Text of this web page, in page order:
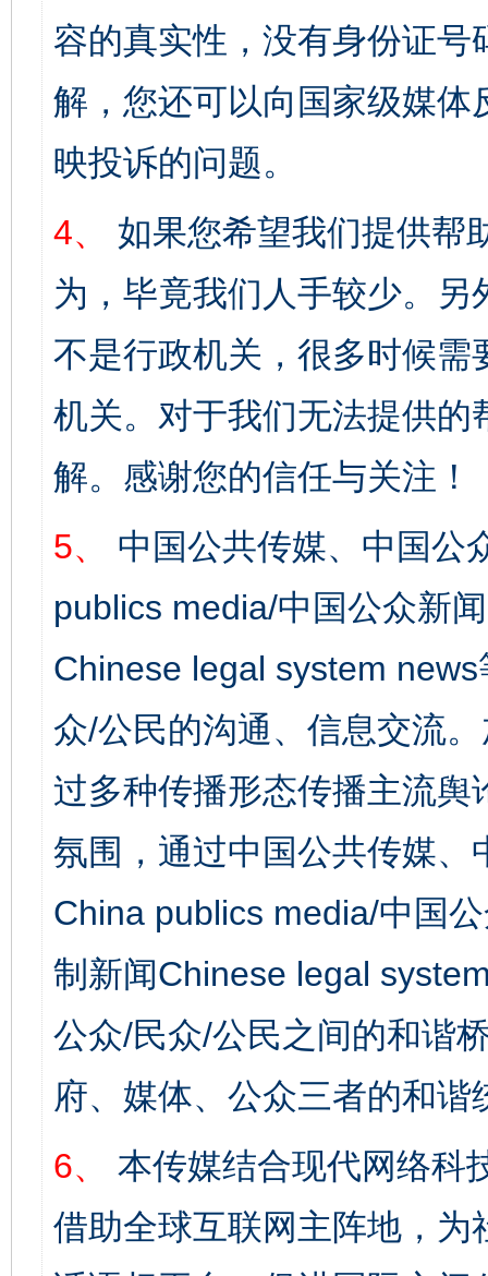
容的真实性，没有身份证
解，您还可以向国家级媒
映投诉的问题。
4、
如果您希望我们提供帮
为，毕竟我们人手较少。
不是行政机关，很多时候
机关。对于我们无法提供
解。感谢您的信任与关注！
5、
中国公共传媒、中国公
publics media/中国公众新
Chinese legal system
众/公民的沟通、信息交流
过多种传播形态传播主流
氛围，通过中国公共传媒
China publics media/中国
制新闻Chinese legal
公众/民众/公民之间的和谐
府、媒体、公众三者的和谐
6、
本传媒结合现代网络科
借助全球互联网主阵地，